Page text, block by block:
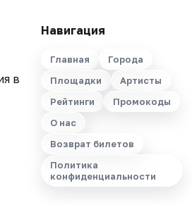
в
Навигация
Главная
Города
Площадки
Артисты
Рейтинги
Промокоды
О нас
Возврат билетов
Политика
конфиденциальности